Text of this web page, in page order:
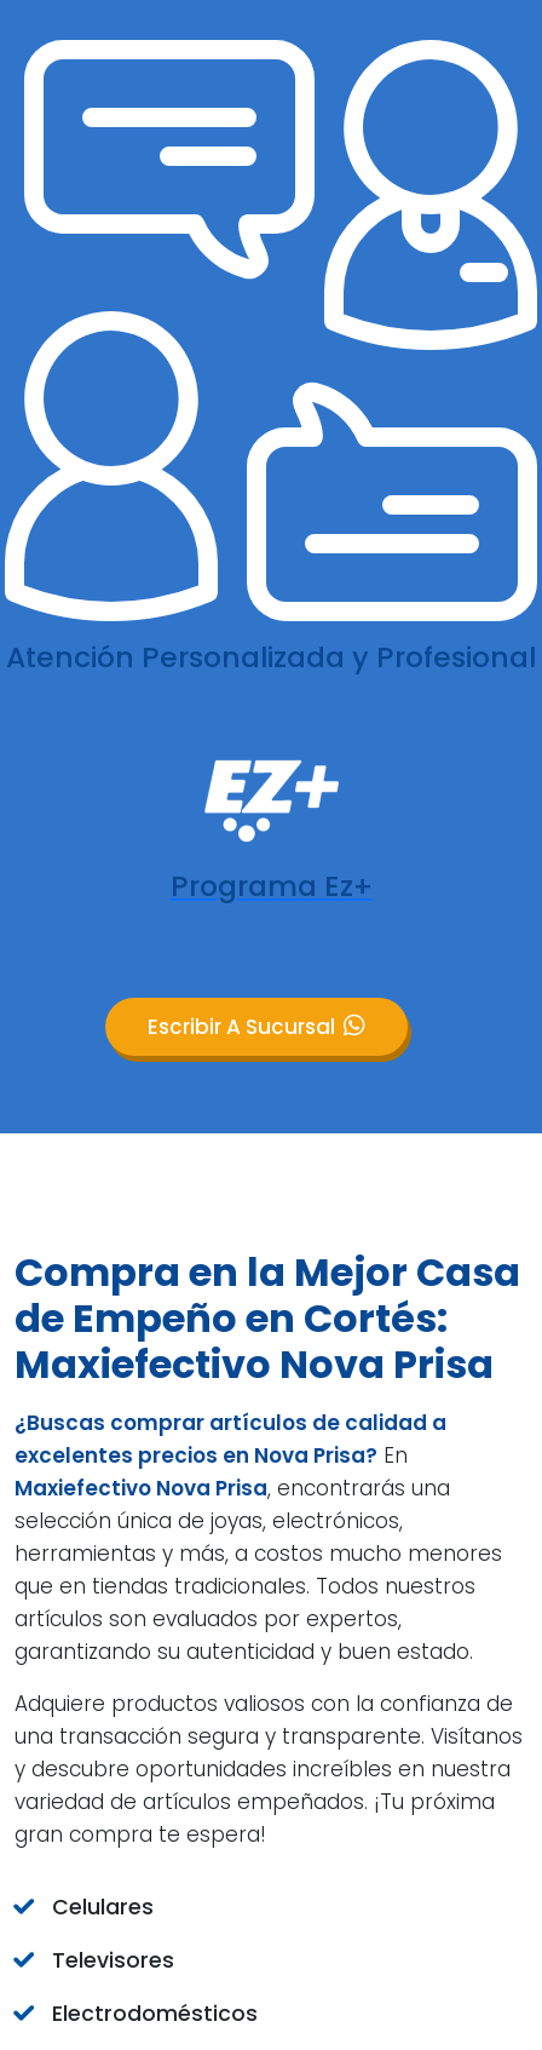
Atención Personalizada y Profesional
Programa Ez+
Escribir A Sucursal
Compra en la Mejor Casa
de Empeño en Cortés:
Maxiefectivo Nova Prisa
¿Buscas comprar artículos de calidad a
excelentes precios en Nova Prisa? En
Maxiefectivo Nova Prisa, encontrarás una
selección única de joyas, electrónicos,
herramientas y más, a costos mucho menores
que en tiendas tradicionales. Todos nuestros
artículos son evaluados por expertos,
garantizando su autenticidad y buen estado.
Adquiere productos valiosos con la confianza de
una transacción segura y transparente. Visítanos
y descubre oportunidades increíbles en nuestra
variedad de artículos empeñados. ¡Tu próxima
gran compra te espera!
Celulares
Televisores
Electrodomésticos